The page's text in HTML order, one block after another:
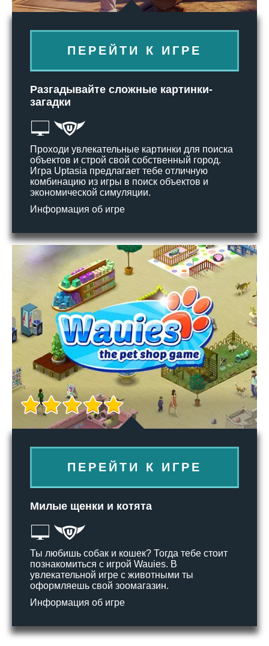
ПЕРЕЙТИ К ИГРЕ
Разгадывайте сложные картинки-
загадки
Проходи увлекательные картинки для поиска
объектов и строй свой собственный город.
Игра Uptasia предлагает тебе отличную
комбинацию из игры в поиск объектов и
экономической симуляции.
Информация об игре
ПЕРЕЙТИ К ИГРЕ
Милые щенки и котята
Ты любишь собак и кошек? Тогда тебе стоит
познакомиться с игрой Wauies. В
увлекательной игре с животными ты
оформляешь свой зоомагазин.
Информация об игре